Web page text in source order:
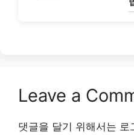
Leave a
댓글을 달기 위해서는 로